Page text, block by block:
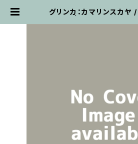
グリンカ：カマリンスカヤ